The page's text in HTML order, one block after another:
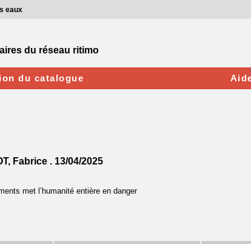
Fabrice . 13/04/2025
met l’humanité entière en danger
eaux
du réseau ritimo
du catalogue